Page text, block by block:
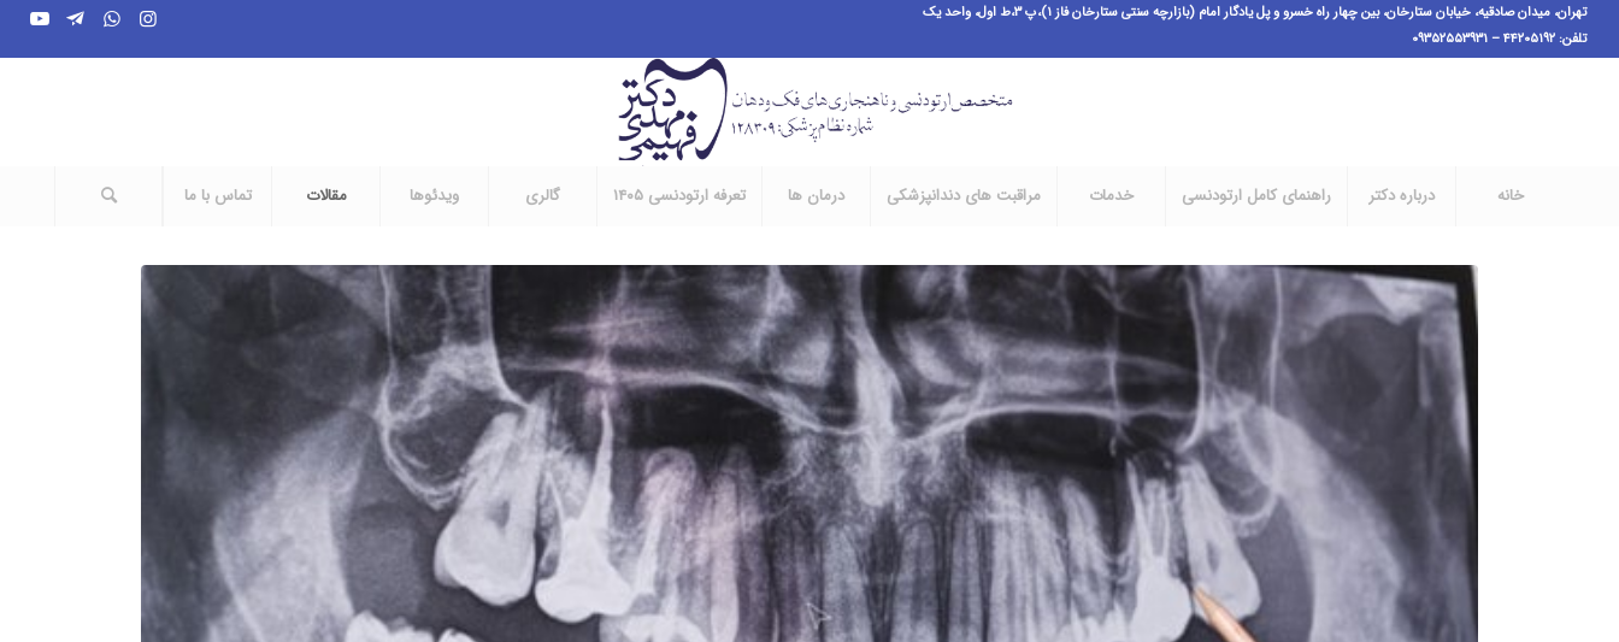
تهران، میدان صادقیه، خیابان ستارخان، بین چهار راه خسرو و پل یادگار امام (بازارچه سنتی ستارخان فاز ۱)،پ ٣،ط اول، واحد یک
تلفن: ۴۴۲۰۵۱۹۲ – ۰۹۳۵۲۵۵۳۹۳۱
خانه درباره دکتر راهنمای کامل ارتودنسی خدمات مراقبت های دندانپزشکی درمان ها تعرفه ارتودنسی ۱۴۰۵ گالری ویدئوها مقالات تماس با ما